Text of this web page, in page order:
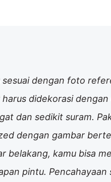
sesuai dengan foto
didekorasi
dan sedikit suram.
dengan gambar
belakang, kamu bisa
pintu.